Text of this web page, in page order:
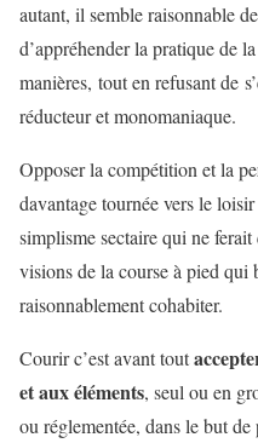
autant, il semble raisonnable
d’appréhender la pratique de
manières, tout en refusant de
réducteur et monomaniaque.
Opposer la compétition et la
davantage tournée vers le
simplisme sectaire qui ne
visions de la course à pied qui
raisonnablement cohabiter.
Courir c’est avant tout
et aux éléments, seul ou en
ou réglementée, dans le but